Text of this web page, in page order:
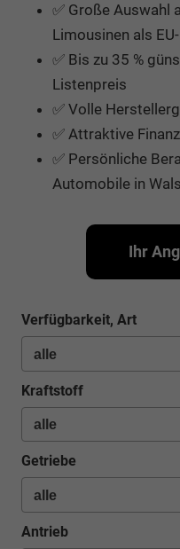
✅ Große Auswahl
Limousinen als
✅ Bis zu 35 %
Listenpreis
✅ Volle
✅ Attraktive
✅ Persönliche
Automobile in
Ihr
Verfügbarkeit, Art
Kraftstoff
Getriebe
Antrieb